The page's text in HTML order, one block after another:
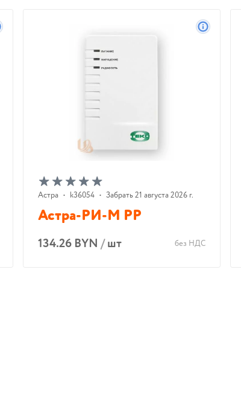
Астра • k36054 • Забрать 21 августа 2026 г.
Астра-РИ-М РР
134.26 BYN /шт без НДС